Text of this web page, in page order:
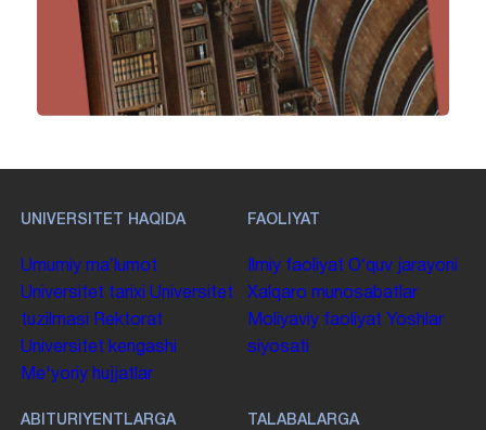
UNIVERSITET HAQIDA
Umumiy maʼlumot
Universitet tarixi Universitet
tuzilmasi Rektorat
Universitet kengashi
Me'yoriy hujjatlar
FAOLIYAT
Ilmiy faoliyat Oʻquv jarayoni
Xalqaro munosabatlar
Moliyaviy faoliyat Yoshlar
siyosati
ABITURIYENTLARGA TALABALARGA